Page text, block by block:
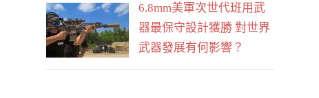
6.8mm美軍次世代班用武
器最保守設計獲勝 對世界
武器發展有何影響？